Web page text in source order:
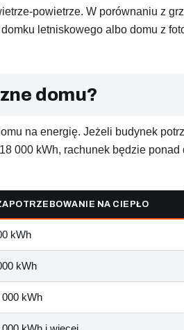
powietrze. W porównaniu z
letniskowego albo domu z
domu?
na energię. Jeżeli budynek
000 kWh, rachunek będzie
NA CIEPŁO
kWh
kWh
000 kWh